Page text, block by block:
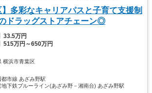
】多彩なキャリアパスと子育て支援制
ドラッグストアチェーン◎
33.5万円
515万円～650万円
横浜市青葉区
都市線 あざみ野駅
地下鉄ブルーライン(あざみ野－湘南台) あざみ野駅